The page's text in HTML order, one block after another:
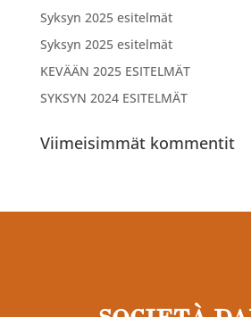
Syksyn 2025 esitelmät
Syksyn 2025 esitelmät
KEVÄÄN 2025 ESITELMÄT
SYKSYN 2024 ESITELMÄT
Viimeisimmät kommentit